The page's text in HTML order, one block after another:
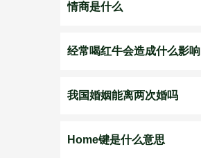
情商是什么
经常喝红牛会造成什么影响
我国婚姻能离两次婚吗
Home键是什么意思